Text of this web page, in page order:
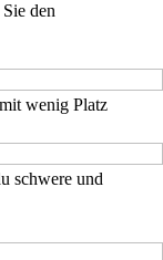
den
wenig Platz
schwere und